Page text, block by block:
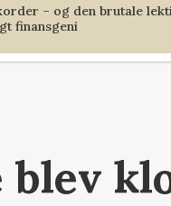
– og den brutale
finansgeni